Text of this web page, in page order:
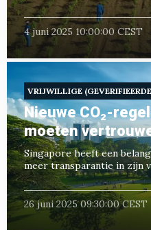
4 juni 2025 10:00:00 CEST
VRIJWILLIGE
Nieuwe CO₂-
moeten
Singapore heeft een
meer transparantie in zijn
26 juni 2025 09:30:00 CEST